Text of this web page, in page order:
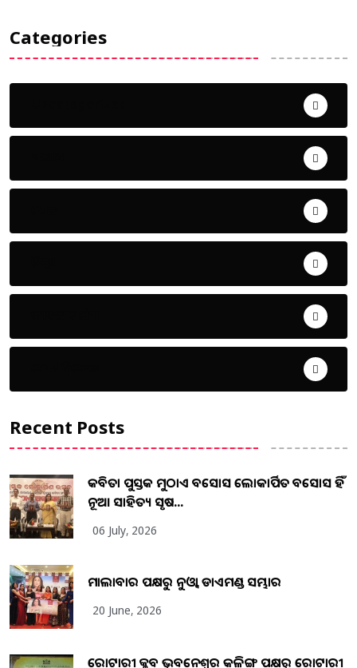
Categories
Recent Posts
କବିତା ପୁସ୍ତକ ମୁଠାଏ ଅବସୋସ ଲୋକାର୍ପିତ ଅବସୋସ ହିଁ
ନୂଆ ସାହିତ୍ୟ ସୃଷ...
06 July, 2026
ମାଲାବାର ପକ୍ଷରୁ ନୁଓ୍ବା ଡାଏମଣ୍ଡ ସମ୍ଭାର
20 June, 2026
ରୋଟାରୀ କ୍ଲବ ଭୁବନେଶ୍ୱର କଳିଙ୍ଗ ପକ୍ଷରୁ ରୋଟାରୀ